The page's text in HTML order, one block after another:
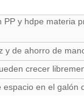
PP y hdpe materia
y de ahorro de
crecer
espacio en el galón